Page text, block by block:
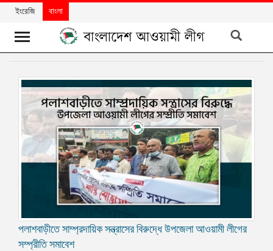
দলের
বিশেষ
নিবন্ধ
উন্নয়নের
বাংলাদেশ
ইংরেজি বাংলা
পলাশবাড়ীতে সাম্প্রদায়িক সন্ত্রাসের বিরুদ্ধে উপজেলা আওয়ামী লীগের
সম্প্রীতি সমাবেশ